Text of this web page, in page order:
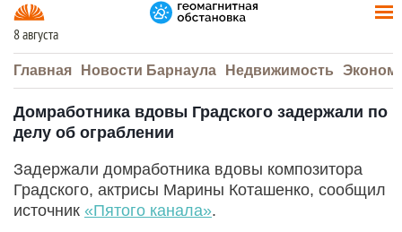
8 августа
Главная Новости Барнаула Недвижимость
Домработника вдовы Градского задержали по
делу об ограблении
Задержали домработника вдовы композитора
Градского, актрисы Марины Коташенко, сообщил
источник «Пятого канала».